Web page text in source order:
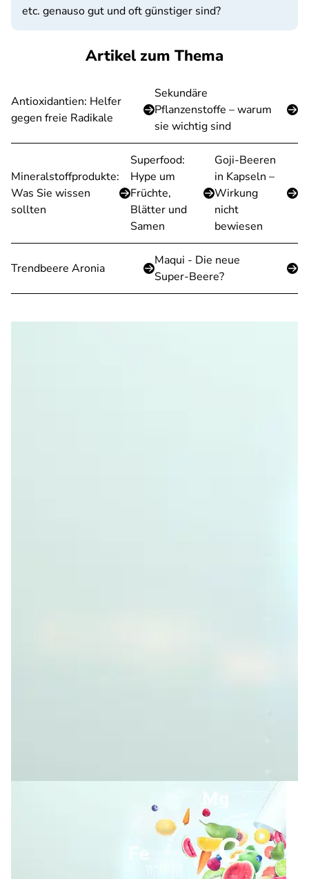
etc. genauso gut und oft günstiger sind?
Artikel zum Thema
Antioxidantien: Helfer
gegen freie Radikale
Sekundäre
Pflanzenstoffe – warum
sie wichtig sind
Mineralstoffprodukte:
Was Sie wissen
sollten
Superfood:
Hype um
Früchte,
Blätter und
Samen
Goji-Beeren
in Kapseln –
Wirkung
nicht
bewiesen
Trendbeere Aronia
Maqui - Die neue
Super-Beere?